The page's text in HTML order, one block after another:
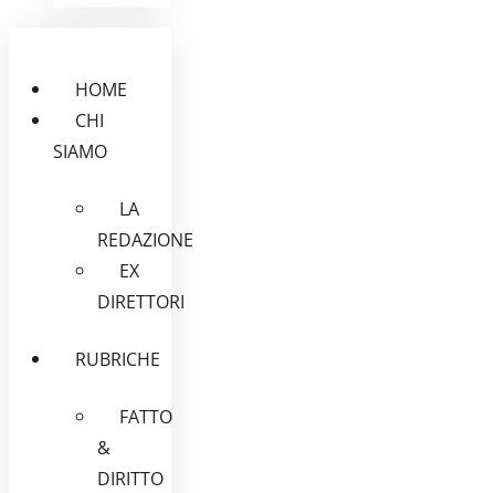
HOME
CHI
SIAMO
LA
REDAZIONE
EX
DIRETTORI
RUBRICHE
FATTO
&
DIRITTO